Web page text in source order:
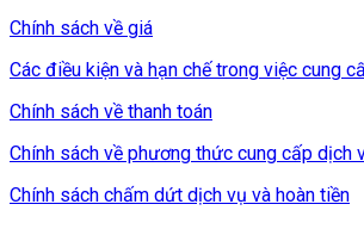
Chính sách về giá
Các điều kiện và hạn chế trong việc cung
Chính sách về thanh toán
Chính sách về phương thức cung cấp dịch
Chính sách chấm dứt dịch vụ và hoàn tiền